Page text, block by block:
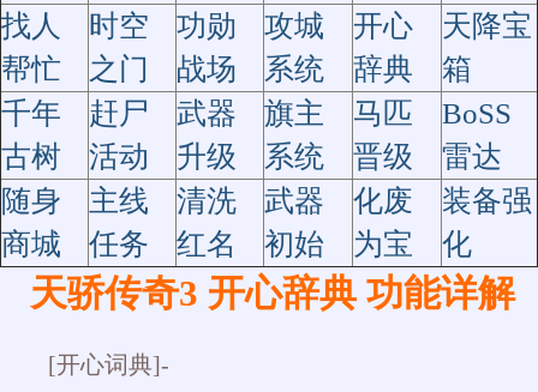
找人
帮忙
时空
之门
功勋
战场
攻城
系统
开心
辞典
天降宝
箱
千年
古树
赶尸
活动
武器
升级
旗主
系统
马匹
晋级
BoSS
雷达
随身
商城
主线
任务
清洗
红名
武器
初始
化废
为宝
装备强
化
天骄传奇3 开心辞典 功能详解
[开心词典]-